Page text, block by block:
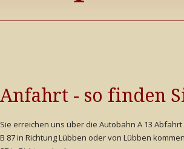
Anfahrt - so finden
Sie erreichen uns über die Autobahn A 13
B 87 in Richtung Lübben oder von Lübben